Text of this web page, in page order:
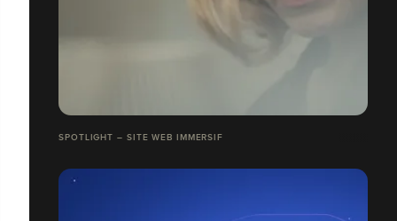
SPOTLIGHT – SITE WEB IMMERSIF